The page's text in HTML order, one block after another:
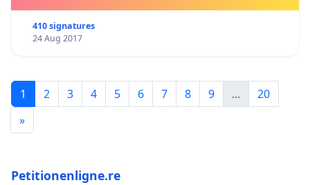
410 signatures
24 Aug 2017
1 2 3 4 5 6 7 8 9 ...
20
»
Petitionenligne.re